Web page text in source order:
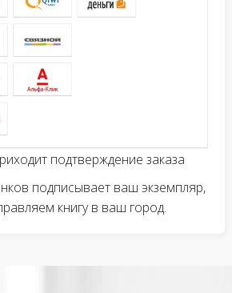
подтверждение заказа
подписывает ваш экземпляр,
книгу в ваш город.